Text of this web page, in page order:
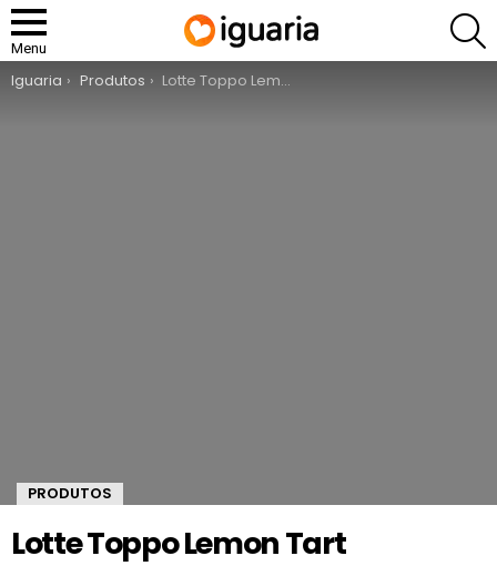
Menu
You are here:
Iguaria Produtos Lotte Toppo Lemon Tart
PRODUTOS
Lotte Toppo Lemon Tart